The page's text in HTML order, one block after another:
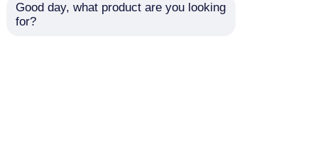
Good day, what product are you looking
for?